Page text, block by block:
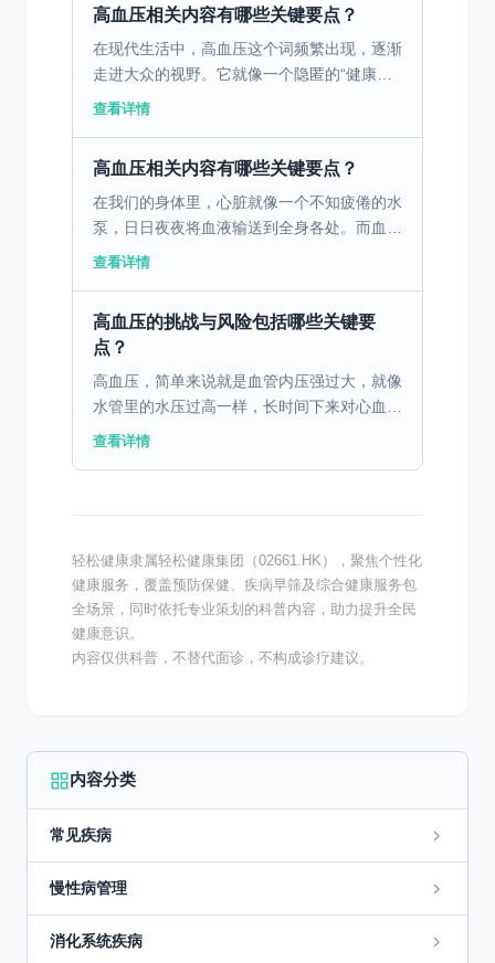
高血压相关内容有哪些关键要点？
在现代生活中，高血压这个词频繁出现，逐渐
走进大众的视野。它就像一个隐匿的“健康杀
手”，悄无声息地威胁着人们的健康。据统
查看详情
高血压相关内容有哪些关键要点？
在我们的身体里，心脏就像一个不知疲倦的水
泵，日日夜夜将血液输送到全身各处。而血管
则是一条条错综复杂的“高速公路”，血液在其
查看详情
高血压的挑战与风险包括哪些关键要
点？
高血压，简单来说就是血管内压强过大，就像
水管里的水压过高一样，长时间下来对心血管
系统造成的损伤可不少。引起高血压的原因有
查看详情
轻松健康隶属轻松健康集团（02661.HK），聚焦个性化
健康服务，覆盖预防保健、疾病早筛及综合健康服务包
全场景，同时依托专业策划的科普内容，助力提升全民
健康意识。
内容仅供科普，不替代面诊，不构成诊疗建议。
内容分类
常见疾病
慢性病管理
消化系统疾病